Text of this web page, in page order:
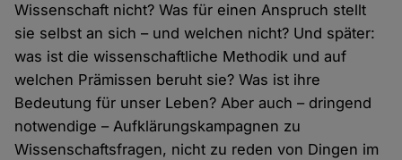
Wissenschaft nicht? Was für einen Anspruch stellt
sie selbst an sich – und welchen nicht? Und später:
was ist die wissenschaftliche Methodik und auf
welchen Prämissen beruht sie? Was ist ihre
Bedeutung für unser Leben? Aber auch – dringend
notwendige – Aufklärungskampagnen zu
Wissenschaftsfragen, nicht zu reden von Dingen im